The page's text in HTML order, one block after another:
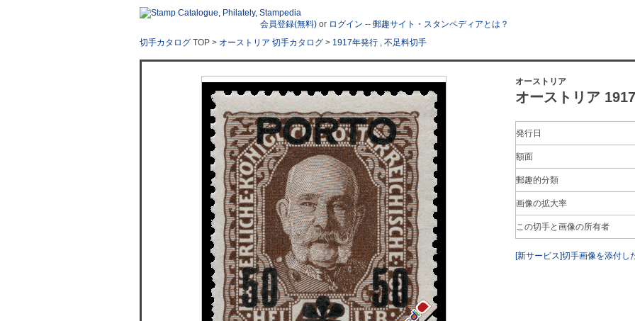
会員登録(無料) or ログイン -- 郵趣サイト・スタンペディアとは？
切手カタログ TOP > オーストリア 切手カタログ > 1917年発行 , 不足料切手
オーストリア
オーストリア
発行日
額面
郵趣的分類
画像の拡大率
この切手と画像の所有者
[新サービス]切手画像を添付し